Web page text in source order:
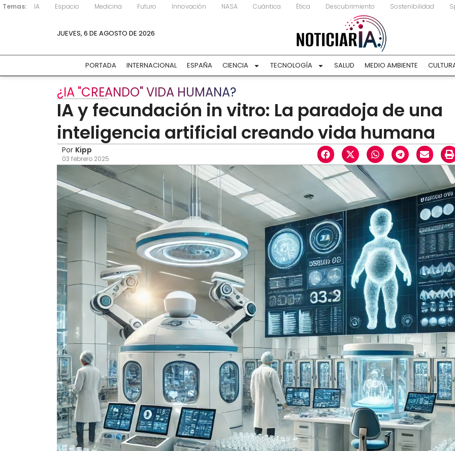
Temas: IA Espacio Medicina Futuro Innovación NASA Cuántica Ética Descubrimiento Sostenibilidad
JUEVES, 6 DE AGOSTO DE 2026
PORTADA INTERNACIONAL ESPAÑA CIENCIA TECNOLOGÍA SALUD MEDIO AMBIENTE
¿IA "CREANDO" VIDA HUMANA?
IA y fecundación in vitro: La paradoja de una
inteligencia artificial creando vida humana
Por Kipp
03 febrero 2025